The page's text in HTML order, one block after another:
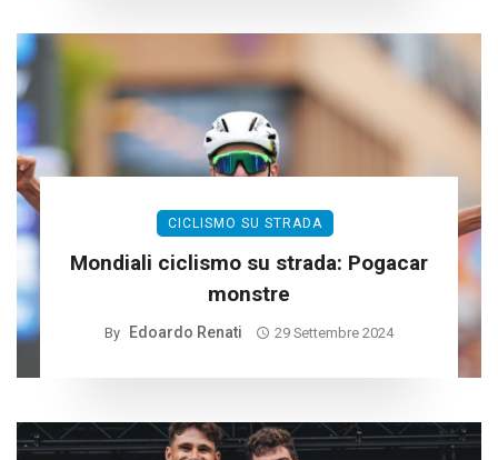
CICLISMO SU STRADA
Mondiali ciclismo su strada: Pogacar
monstre
By Edoardo Renati 29 Settembre 2024